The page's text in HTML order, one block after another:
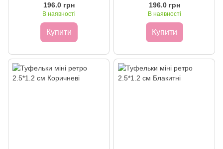
196.0 грн
В наявності
Купити
196.0 грн
В наявності
Купити